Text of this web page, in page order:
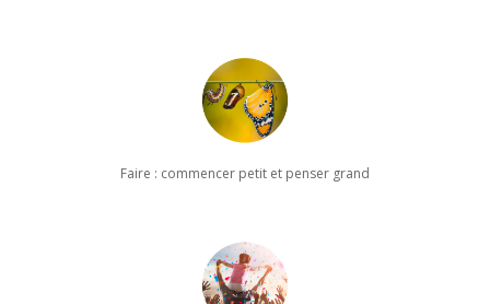
Faire : commencer petit et penser grand